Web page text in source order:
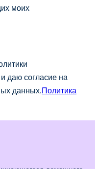
моих
даю согласие на
данных. Политика